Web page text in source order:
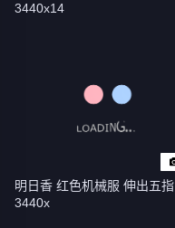
3440x14
明日香 红色机械服 伸出五指
3440x